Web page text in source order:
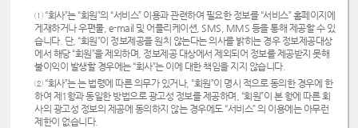
① “회사”는 “회원”의 “서비스” 이용과 관련하여 필요한 정보를 “서비스” 홈페이지에
게재하거나 우편물, e-mail 및 어플리케이션, SMS, MMS 등을 통해 제공할 수 있
습니다. 단, “회원”이 정보제공을 원치 않는다는 의사를 밝히는 경우 정보제공대상
에서 해당 “회원”을 제외하며, 정보제공 대상에서 제외되어 정보를 제공받지 못해
불이익이 발생할 경우에는 “회사”는 이에 대한 책임을 지지 않습니다.
② “회사”는 는 법령에 따른 의무가 있거나, “회원”이 명시 적으로 동의한 경우에 한
하여 제1항과 동일한 방법으로 광고성 정보를 제공하며, “회원”이 본 항에 따른 회
사의 광고성 정보의 제공에 동의하지 않는 경우에도 “서비스” 의 이용에는 아무런
제한이 없습니다.